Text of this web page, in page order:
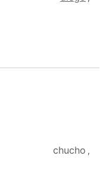
chucho ,